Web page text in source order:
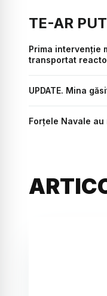
TE-AR
Prima intervenție
transportat
UPDATE. Mina
Forțele Navale